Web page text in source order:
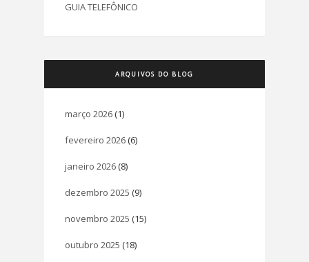
GUIA TELEFÔNICO
ARQUIVOS DO BLOG
março 2026 (1)
fevereiro 2026 (6)
janeiro 2026 (8)
dezembro 2025 (9)
novembro 2025 (15)
outubro 2025 (18)